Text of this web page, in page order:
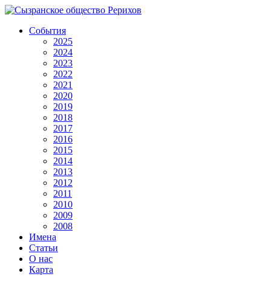
События
2025
2024
2023
2022
2021
2020
2019
2018
2017
2016
2015
2014
2013
2012
2011
2010
2009
2008
Имена
Статьи
О нас
Карта